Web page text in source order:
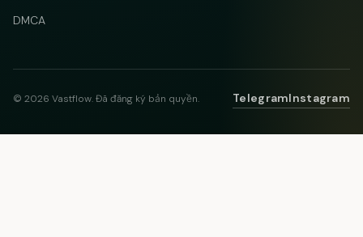
DMCA
© 2026 Vastflow. Đã đăng ký bản quyền. TelegramInstagram